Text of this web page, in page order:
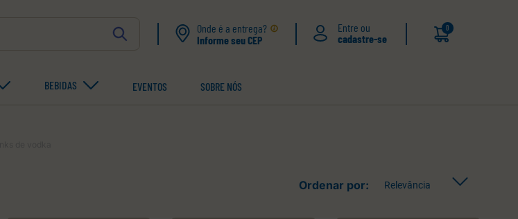
Onde é a entrega?
Informe seu CEP
0
BEBIDAS EVENTOS SOBRE NÓS
Relevância